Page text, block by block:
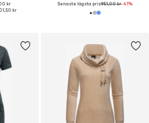
kr
kr
Senaste lägsta pris:951,00 kr-41%